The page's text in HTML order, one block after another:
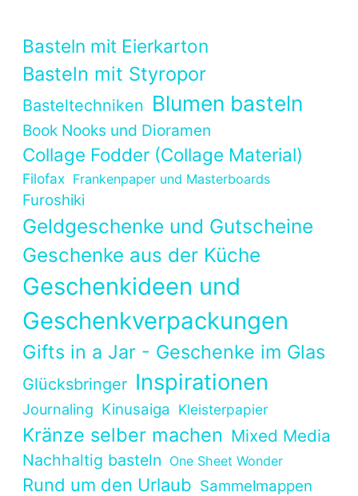
Basteln mit Eierkarton
Basteln mit Styropor
Basteltechniken Blumen basteln
Book Nooks und Dioramen
Collage Fodder (Collage Material)
Filofax Frankenpaper und Masterboards
Furoshiki
Geldgeschenke und Gutscheine
Geschenke aus der Küche
Geschenkideen und
Geschenkverpackungen
Gifts in a Jar - Geschenke im Glas
Glücksbringer Inspirationen
Journaling Kinusaiga Kleisterpapier
Kränze selber machen Mixed Media
Nachhaltig basteln One Sheet Wonder
Rund um den Urlaub Sammelmappen